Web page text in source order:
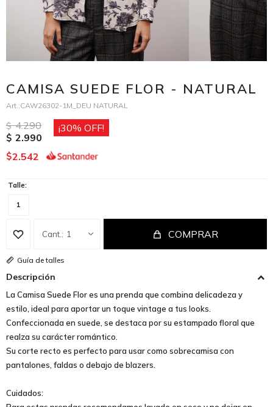
CAMISA SUEDE FLOR - NATURAL
CAW26302-1M_DEU NATURAL
$ 4.290
$ 2.990
30
$2.542
Talle:
1
1 COMPRAR
Guía de talles
Descripción
La Camisa Suede Flor es una prenda que combina delicadeza y
estilo, ideal para aportar un toque vintage a tus looks.
Confeccionada en suede, se destaca por su estampado floral que
realza su carácter romántico.
Su corte recto es perfecto para usar como sobrecamisa con
pantalones, faldas o debajo de blazers.
Cuidados: